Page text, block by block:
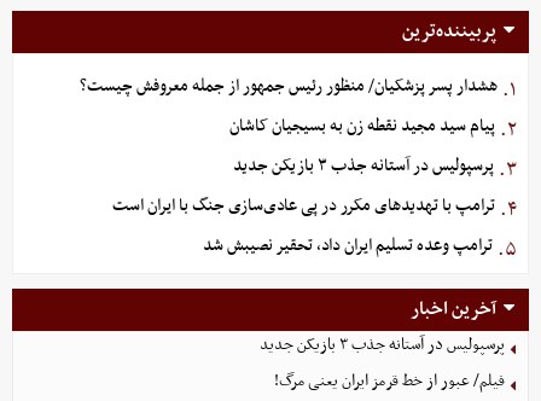
پربیننده‌ترین
۱. هشدار پسر پزشکیان/ منظور رئیس جمهور از جمله معروفش چیست؟
۲. پیام سید مجید نقطه زن به بسیجیان کاشان
۳. پرسپولیس در آستانه جذب ۳ بازیکن جدید
۴. ترامپ با تهدیدهای مکرر در پی عادی‌سازی جنگ با ایران است
۵. ترامپ وعده تسلیم ایران داد، تحقیر نصیبش شد
آخرین اخبار
پرسپولیس در آستانه جذب ۳ بازیکن جدید
فیلم/ عبور از خط قرمز ایران یعنی مرگ!